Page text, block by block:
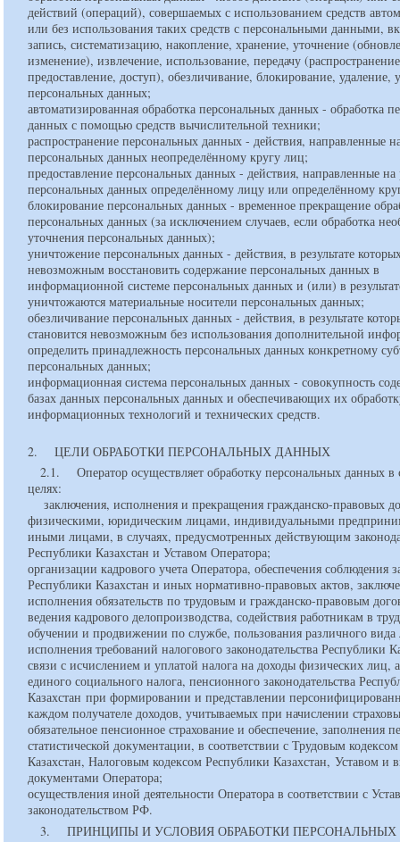
действий (операций), совершаемых с использованием средств
или без использования таких средств с персональными данными,
запись, систематизацию, накопление, хранение, уточнение
изменение), извлечение, использование, передачу
предоставление, доступ), обезличивание, блокирование, удаление,
персональных данных;
автоматизированная обработка персональных данных - обработка
данных с помощью средств вычислительной техники;
распространение персональных данных - действия, направленные
персональных данных неопределённому кругу лиц;
предоставление персональных данных - действия, направленные на
персональных данных определённому лицу или определённому
блокирование персональных данных - временное прекращение
персональных данных (за исключением случаев, если обработка
уточнения персональных данных);
уничтожение персональных данных - действия, в результате
невозможным восстановить содержание персональных данных в
информационной системе персональных данных и (или) в
уничтожаются материальные носители персональных данных;
обезличивание персональных данных - действия, в результате
становится невозможным без использования дополнительной
определить принадлежность персональных данных конкретному
персональных данных;
информационная система персональных данных - совокупность
базах данных персональных данных и обеспечивающих их
информационных технологий и технических средств.
2. ЦЕЛИ ОБРАБОТКИ ПЕРСОНАЛЬНЫХ ДАННЫХ
2.1. Оператор осуществляет обработку персональных данных
целях:
заключения, исполнения и прекращения гражданско-правовых
физическими, юридическим лицами, индивидуальными
иными лицами, в случаях, предусмотренных действующим
Республики Казахстан и Уставом Оператора;
организации кадрового учета Оператора, обеспечения соблюдения
Республики Казахстан и иных нормативно-правовых актов,
исполнения обязательств по трудовым и гражданско-правовым
ведения кадрового делопроизводства, содействия работникам в
обучении и продвижении по службе, пользования различного вида
исполнения требований налогового законодательства Республики
связи с исчислением и уплатой налога на доходы физических лиц,
единого социального налога, пенсионного законодательства
Казахстан при формировании и представлении
каждом получателе доходов, учитываемых при начислении
обязательное пенсионное страхование и обеспечение, заполнения
статистической документации, в соответствии с Трудовым
Казахстан, Налоговым кодексом Республики Казахстан, Уставом и
документами Оператора;
осуществления иной деятельности Оператора в соответствии с
законодательством РФ.
3. ПРИНЦИПЫ И УСЛОВИЯ ОБРАБОТКИ